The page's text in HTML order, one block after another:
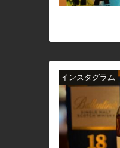
インスタグラム